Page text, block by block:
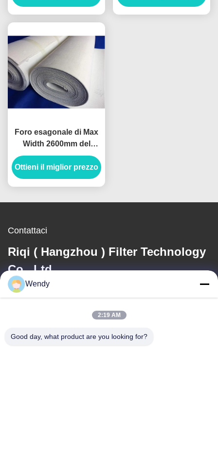
poliestere
la pianta del cemento
Foro esagonale di Max
Width 2600mm del
tessuto dello scorrevole
dell'aria del nastro
trasportatore
Ottieni il miglior prezzo
Contattaci
Riqi ( Hangzhou ) Filter Technology
Co., Ltd.
E-mail
wendy@hzriqi.com
Wendy
2:19 AM
Good day, what product are you looking for?